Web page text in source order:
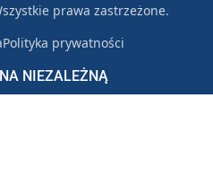
NIEZALEŻNĄ
prawa zastrzeżone.
Polityka prywatności